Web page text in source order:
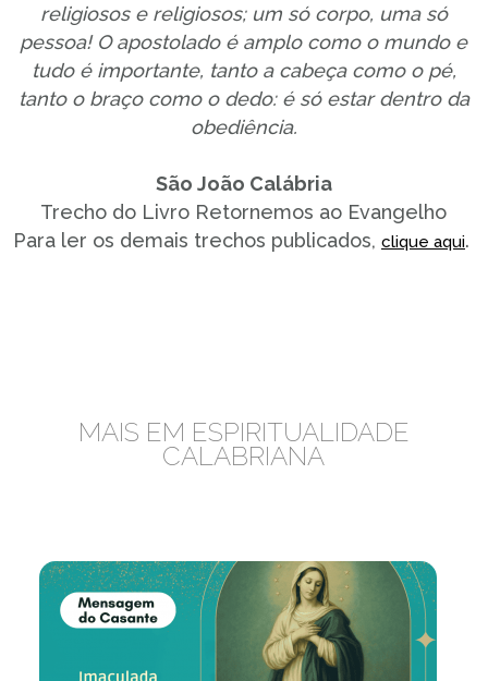
religiosos e religiosos; um só corpo, uma só
pessoa! O apostolado é amplo como o mundo e
tudo é importante, tanto a cabeça como o pé,
tanto o braço como o dedo: é só estar dentro da
obediência.
São João Calábria
Trecho do Livro Retornemos ao Evangelho
Para ler os demais trechos publicados, clique aqui.
MAIS EM ESPIRITUALIDADE
CALABRIANA